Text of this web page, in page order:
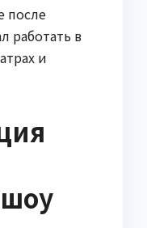
после
работать в
и